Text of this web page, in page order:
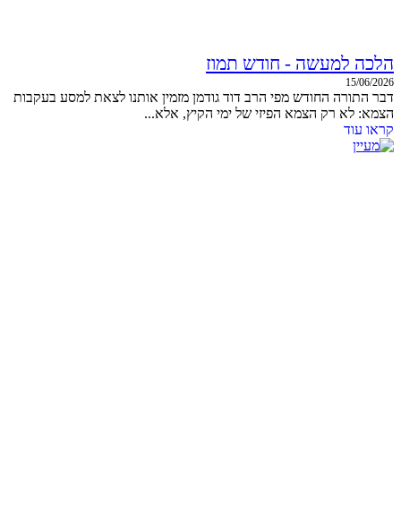
הלכה למעשה - חודש תמוז
15/06/2026
דבר התורה החודש מפי הרב דוד גודמן מזמין אותנו לצאת למסע בעקבות
הצמא: לא רק הצמא הפיזי של ימי הקיץ, אלא...
קראו עוד